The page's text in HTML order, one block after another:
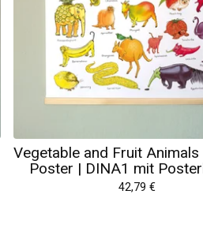
Vegetable and Fruit
Poster | DINA1 mit
42,79 €